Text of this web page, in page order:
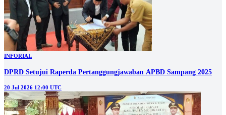
INFORIAL
DPRD Setujui Raperda Pertanggungjawaban APBD Sampang 2025
20 Jul 2026 12:00 UTC